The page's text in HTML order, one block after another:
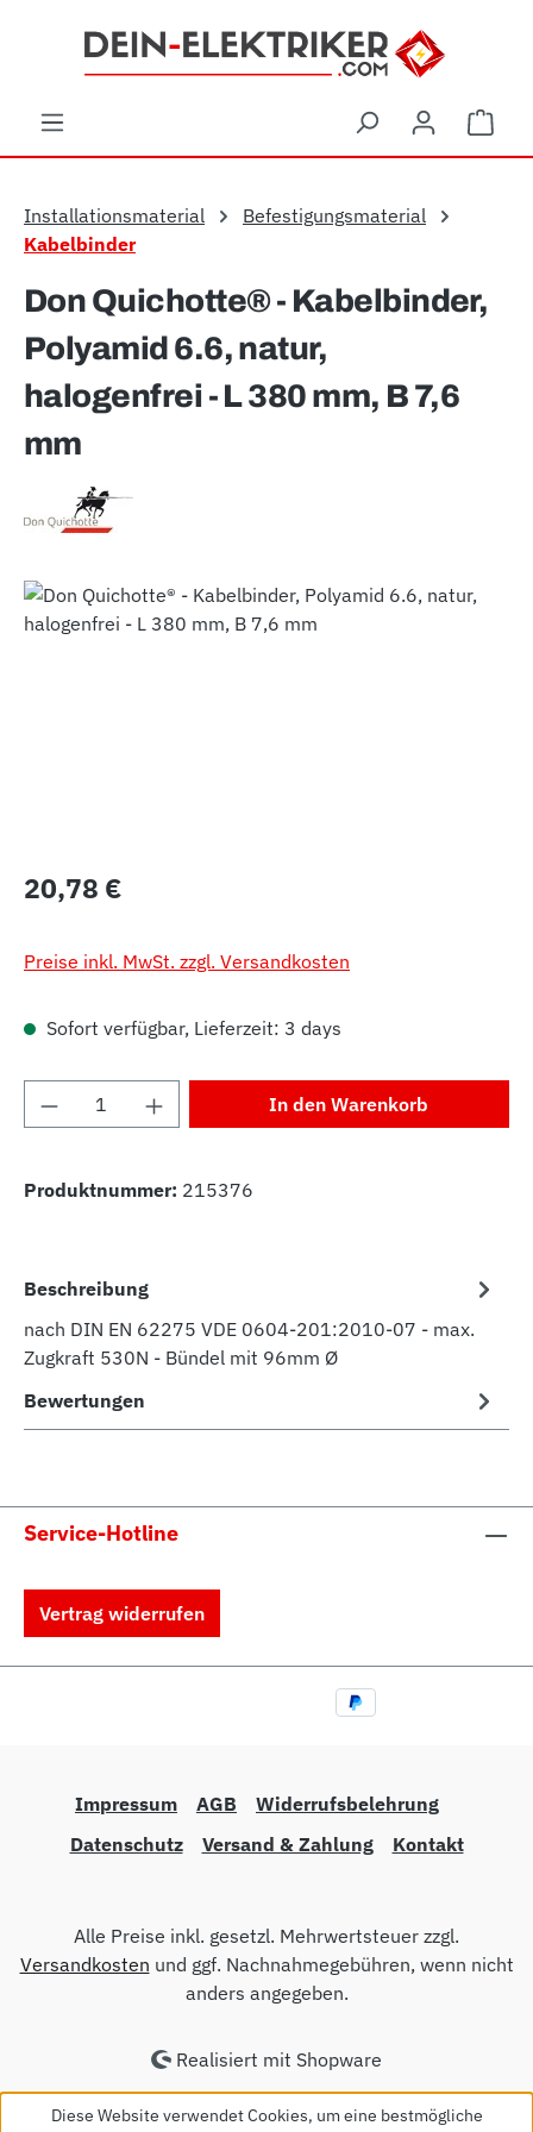
Zum Hauptinhalt springen
Installationsmaterial
Befestigungsmaterial
Kabelbinder
Don Quichotte® - Kabelbinder,
Polyamid 6.6, natur,
halogenfrei - L 380 mm, B 7,6
mm
Bildergalerie überspringen
Regulärer Preis:
20,78 €
Preise inkl. MwSt. zzgl. Versandkosten
Sofort verfügbar, Lieferzeit: 3 days
Produkt Anzahl: Gib den gewünschten
In den Warenkorb
Produktnummer: 215376
Beschreibung
nach DIN EN 62275 VDE 0604-201:2010-07 - max.
Zugkraft 530N - Bündel mit 96mm Ø
Bewertungen
Service-Hotline
Vertrag widerrufen
Impressum AGB
Widerrufsbelehrung
Datenschutz
Versand & Zahlung Kontakt
Alle Preise inkl. gesetzl. Mehrwertsteuer zzgl.
Versandkosten und ggf. Nachnahmegebühren, wenn nicht
anders angegeben.
Realisiert mit Shopware
Diese Website verwendet Cookies, um eine bestmögliche